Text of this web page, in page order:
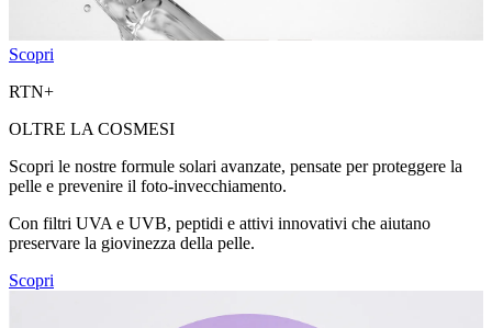
Scopri
RTN+
OLTRE LA COSMESI
Scopri le nostre formule solari avanzate, pensate per proteggere la
pelle e prevenire il foto-invecchiamento.
Con filtri UVA e UVB, peptidi e attivi innovativi che aiutano
preservare la giovinezza della pelle.
Scopri